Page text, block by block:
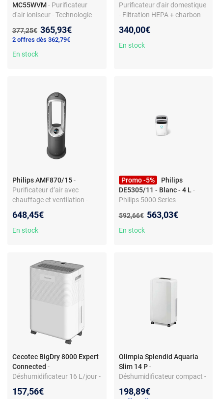
MC55WVM- Purificateur
d'air ioniseur - Technologie
Surface 41 m²
Ancien prix :
377,25€ Nouveau prix :
365,93€
2 offres dès 362,79€
En stock
Purificateur d'air domestique
- Filtration HEPA + charbon
Mode Auto et Veille - Wi-Fi
Clean Home+ - Commande
340,00€
En stock
Philips AMF870/15-
Purificateur d’air avec
chauffage et ventilation -
CADR 270 m³/h - Wi-Fi Air+ et
commande vocale - IA
350° - Mode veille 19 dB
648,45€
En stock
Promo -5%
Philips
DE5305/11 - Blanc - 4 L -
Philips 5000 Series
Déshumidificateur et
purificateur d'air 2-en-1, 4 L,
Ancien prix :
592,66€ Nouveau prix :
563,03€
En stock
Cecotec BigDry 8000 Expert
Connected -
Déshumidificateur 16 L/jour -
du linge - Minuterie 24 h
157,56€
Olimpia Splendid Aquaria
Slim 14 P -
Déshumidificateur compact -
198,89€